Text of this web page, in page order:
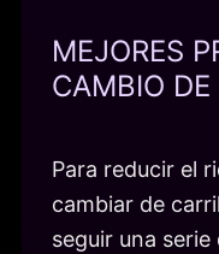
MEJORES
CAMBIO DE
Para reducir el
cambiar de
seguir una